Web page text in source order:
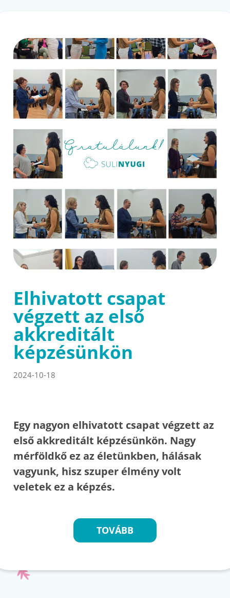
Elhivatott csapat
végzett az első
akkreditált
képzésünkön
2024-10-18
Egy nagyon elhivatott csapat végzett az
első akkreditált képzésünkön. Nagy
mérföldkő ez az életünkben, hálásak
vagyunk, hisz szuper élmény volt
veletek ez a képzés.
TOVÁBB